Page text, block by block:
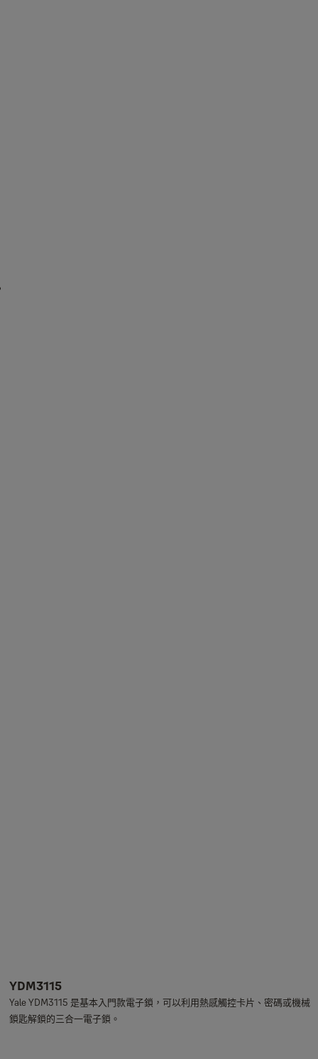
YDM3115
Yale YDM3115 是基本入門款電子鎖，可以利用熱感觸控卡片、密碼或機械
鎖匙解鎖的三合一電子鎖。